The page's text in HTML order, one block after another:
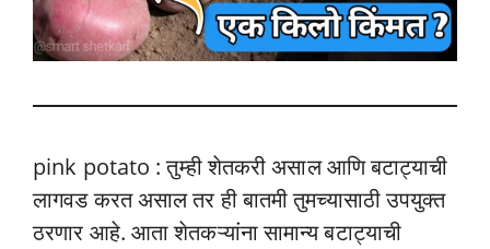
pink potato : तुम्ही शेतकरी असाल आणि बटाट्याची
लागवड करत असाल तर ही बातमी तुमच्यासाठी उपयुक्त
ठरणार आहे. आता शेतकऱ्यांना सामान्य बटाट्याची